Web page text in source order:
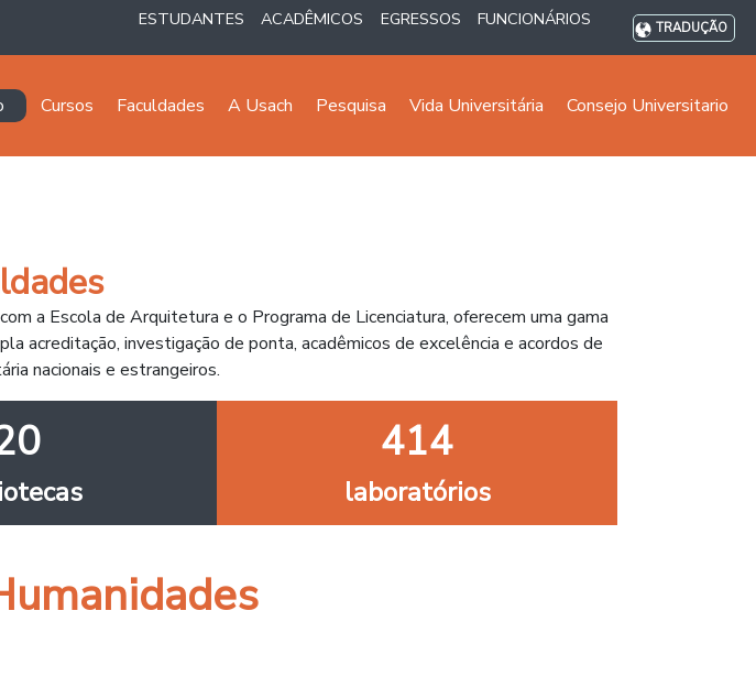
ESTUDANTES ACADÊMICOS EGRESSOS FUNCIONÁRIOS TRADUÇÃO
principal
Cursos Faculdades A Usach Pesquisa Vida Universitária Consejo Universitario
a Escola de Arquitetura e o Programa de Licenciatura, oferecem uma gama
acreditação, investigação de ponta, acadêmicos de excelência e acordos de
nacionais e estrangeiros.
414
laboratórios